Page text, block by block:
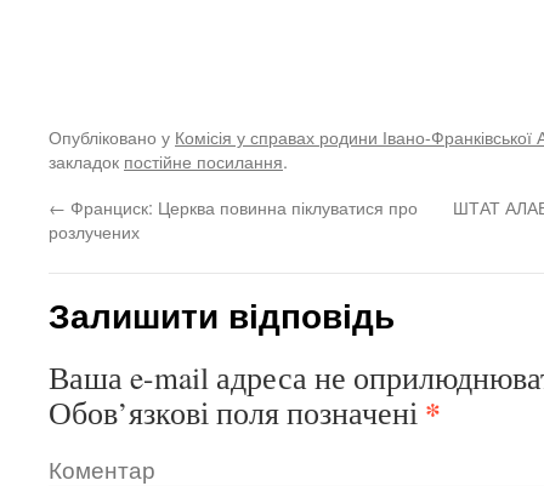
Опубліковано у Комісія у справах родини Івано-Франківської
закладок постійне посилання.
← Франциск: Церква повинна піклуватися про
розлучених
ШТАТ
Залишити відповідь
Ваша e-mail адреса не
Обов’язкові поля позначені *
Коментар